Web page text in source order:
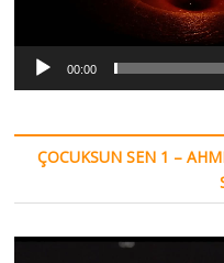
00:00
ÇOCUKSUN SEN 1 –